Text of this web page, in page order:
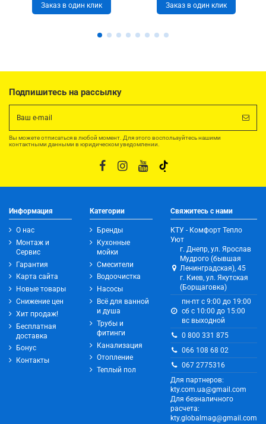
Заказ в один клик Заказ в один клик
Подпишитесь на рассылку
Вы можете отписаться в любой момент. Для этого воспользуйтесь нашими
контактными данными в юридическом уведомлении.
Информация
О нас
Монтаж и
Сервис
Гарантия
Карта сайта
Новые товары
Снижение цен
Хит продаж!
Бесплатная
доставка
Бонус
Контакты
Категории
Бренды
Кухонные
мойки
Смесители
Водоочистка
Насосы
Всё для ванной
и душа
Трубы и
фитинги
Канализация
Отопление
Теплый пол
Свяжитесь с нами
КТУ - Комфорт Тепло
Уют
г. Днепр, ул. Ярослав
Мудрого (бывшая
Ленинградская), 45
г. Киев, ул. Якутская
(Борщаговка)
пн-пт с 9:00 до 19:00
сб с 10:00 до 15:00
вс выходной
0 800 331 875
066 108 68 02
067 2775316
Для партнеров:
kty.com.ua@gmail.com
Для безналичного
расчета:
kty.globalmag@gmail.com